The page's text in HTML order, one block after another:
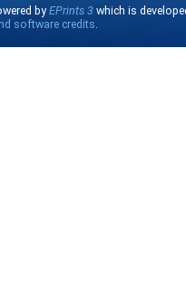
byEPrints 3 which is
software credits.